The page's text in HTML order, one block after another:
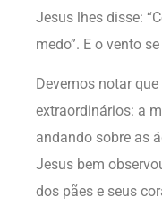
Jesus lhes disse:
medo”. E o vento
Devemos notar
extraordinários: a
andando sobre as
Jesus bem
dos pães e seus